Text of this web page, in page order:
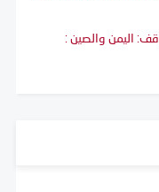
اليمن والصين :